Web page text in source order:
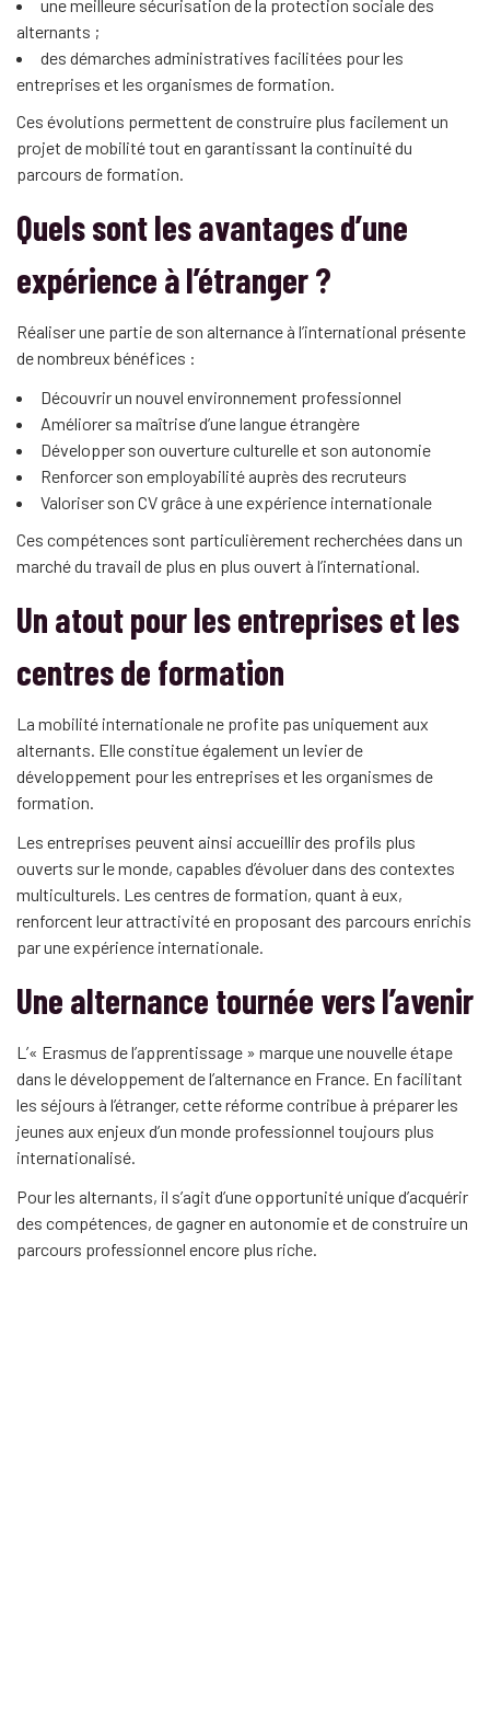
une meilleure sécurisation de la protection sociale des
alternants ;
des démarches administratives facilitées pour les
entreprises et les organismes de formation.
Ces évolutions permettent de construire plus facilement un
projet de mobilité tout en garantissant la continuité du
parcours de formation.
Quels sont les avantages d’une
expérience à l’étranger ?
Réaliser une partie de son alternance à l’international présente
de nombreux bénéfices :
Découvrir un nouvel environnement professionnel
Améliorer sa maîtrise d’une langue étrangère
Développer son ouverture culturelle et son autonomie
Renforcer son employabilité auprès des recruteurs
Valoriser son CV grâce à une expérience internationale
Ces compétences sont particulièrement recherchées dans un
marché du travail de plus en plus ouvert à l’international.
Un atout pour les entreprises et les
centres de formation
La mobilité internationale ne profite pas uniquement aux
alternants. Elle constitue également un levier de
développement pour les entreprises et les organismes de
formation.
Les entreprises peuvent ainsi accueillir des profils plus
ouverts sur le monde, capables d’évoluer dans des contextes
multiculturels. Les centres de formation, quant à eux,
renforcent leur attractivité en proposant des parcours enrichis
par une expérience internationale.
Une alternance tournée vers l’avenir
L’« Erasmus de l’apprentissage » marque une nouvelle étape
dans le développement de l’alternance en France. En facilitant
les séjours à l’étranger, cette réforme contribue à préparer les
jeunes aux enjeux d’un monde professionnel toujours plus
internationalisé.
Pour les alternants, il s’agit d’une opportunité unique d’acquérir
des compétences, de gagner en autonomie et de construire un
parcours professionnel encore plus riche.